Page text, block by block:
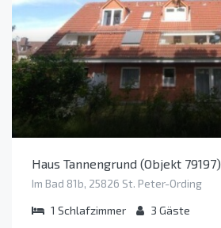
Haus Tannengrund (Objekt 79197)
Im Bad 81b, 25826 St. Peter-Ording
1 Schlafzimmer 3 Gäste